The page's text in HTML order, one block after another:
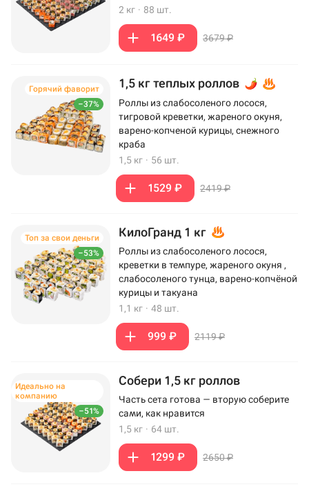
2 кг · 88 шт.
1649 ₽ 3679 ₽
–37%
Горячий фаворит 1,5 кг теплых роллов
Роллы из слабосоленого лосося,
тигровой креветки, жареного окуня,
варено-копченой курицы, снежного
краба
1,5 кг · 56 шт.
1529 ₽ 2419 ₽
–53%
Топ за свои деньги КилоГранд 1 кг
Роллы из слабосоленого лосося,
креветки в темпуре, жареного окуня ,
слабосоленого тунца, варено-копчёной
курицы и такуана
1,1 кг · 48 шт.
999 ₽ 2119 ₽
–51%
Идеально на
компанию
Собери 1,5 кг роллов
Часть сета готова — вторую соберите
сами, как нравится
1,5 кг · 64 шт.
1299 ₽ 2650 ₽